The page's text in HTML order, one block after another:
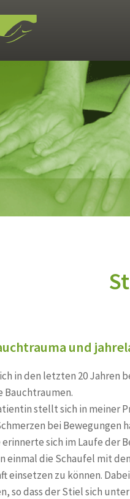
H. Kostrzewa-
und
in den letzten 20 Jahren
Bauchtraumen.
stellt sich in meiner
bei
sich im Laufe der
einmal die Schaufel mit
einsetzen zu können.
so dass der Stiel sich